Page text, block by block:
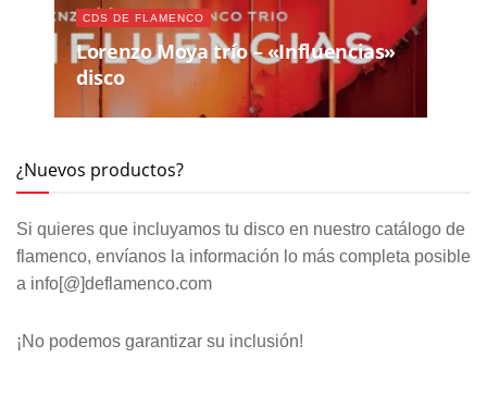
CDS DE FLAMENCO
Lorenzo Moya trío – «Influencias»
disco
¿Nuevos productos?
Si quieres que incluyamos tu disco en nuestro catálogo de
flamenco, envíanos la información lo más completa posible
a info[@]deflamenco.com
¡No podemos garantizar su inclusión!